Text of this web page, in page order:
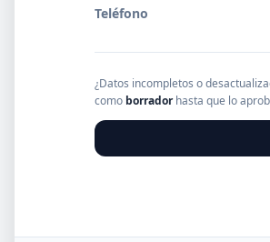
EMPRESAS
Teléfono
¿Datos incompletos o
como borradorhasta que lo